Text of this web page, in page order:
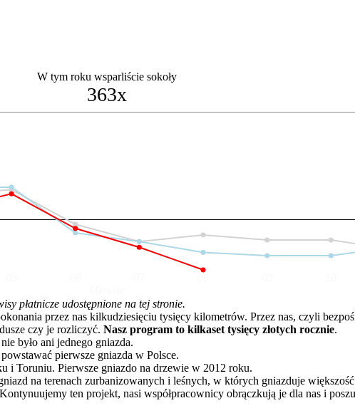
W tym roku wsparliście sokoły
363x
płatnicze udostępnione na tej stronie.
przez nas kilkudziesięciu tysięcy kilometrów. Przez nas, czyli
czy je rozliczyć. Nasz program to kilkaset tysięcy złotych rocznie.
było ani jednego gniazda.
pierwsze gniazda w Polsce.
i Toruniu. Pierwsze gniazdo na drzewie w 2012 roku.
na terenach zurbanizowanych i leśnych, w których gniazduje większość
ten projekt, nasi współpracownicy obrączkują je dla nas i